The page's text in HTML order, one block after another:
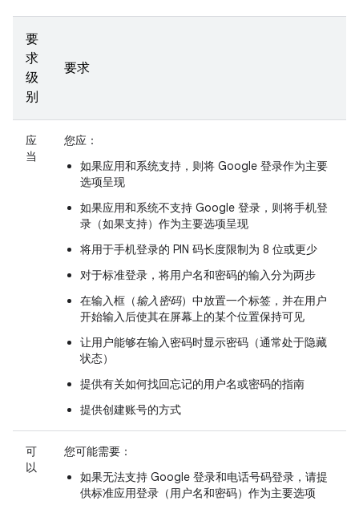
要
求
级
别
要求
应
当
您应：
如果应用和系统支持，则将 Google 登录作为主要
选项呈现
如果应用和系统不支持 Google 登录，则将手机登
录（如果支持）作为主要选项呈现
将用于手机登录的 PIN 码长度限制为 8 位或更少
对于标准登录，将用户名和密码的输入分为两步
在输入框（输入密码）中放置一个标签，并在用户
开始输入后使其在屏幕上的某个位置保持可见
让用户能够在输入密码时显示密码（通常处于隐藏
状态）
提供有关如何找回忘记的用户名或密码的指南
提供创建账号的方式
可
以
您可能需要：
如果无法支持 Google 登录和电话号码登录，请提
供标准应用登录（用户名和密码）作为主要选项